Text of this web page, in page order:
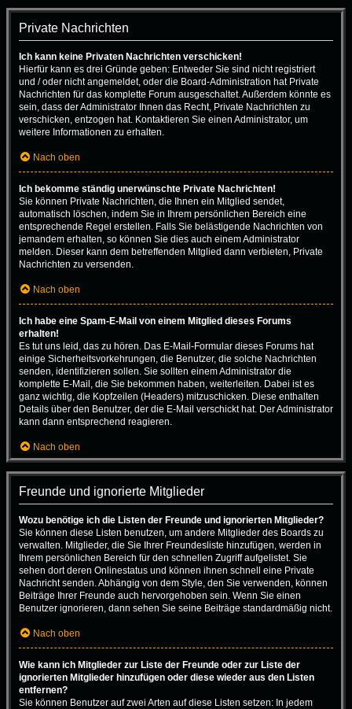
Private Nachrichten
Ich kann keine Privaten Nachrichten verschicken!
Hierfür kann es drei Gründe geben: Entweder Sie sind nicht registriert
und / oder nicht angemeldet, oder die Board-Administration hat Private
Nachrichten für das komplette Forum ausgeschaltet. Außerdem könnte es
sein, dass der Administrator Ihnen das Recht, Private Nachrichten zu
verschicken, entzogen hat. Kontaktieren Sie einen Administrator, um
weitere Informationen zu erhalten.
Nach oben
Ich bekomme ständig unerwünschte Private Nachrichten!
Sie können Private Nachrichten, die Ihnen ein Mitglied sendet,
automatisch löschen, indem Sie in Ihrem persönlichen Bereich eine
entsprechende Regel erstellen. Falls Sie belästigende Nachrichten von
jemandem erhalten, so können Sie dies auch einem Administrator
melden. Dieser kann dem betreffenden Mitglied dann verbieten, Private
Nachrichten zu versenden.
Nach oben
Ich habe eine Spam-E-Mail von einem Mitglied dieses Forums
erhalten!
Es tut uns leid, das zu hören. Das E-Mail-Formular dieses Forums hat
einige Sicherheitsvorkehrungen, die Benutzer, die solche Nachrichten
senden, identifizieren sollen. Sie sollten einem Administrator die
komplette E-Mail, die Sie bekommen haben, weiterleiten. Dabei ist es
ganz wichtig, die Kopfzeilen (Headers) mitzuschicken. Diese enthalten
Details über den Benutzer, der die E-Mail verschickt hat. Der Administrator
kann dann entsprechend reagieren.
Nach oben
Freunde und ignorierte Mitglieder
Wozu benötige ich die Listen der Freunde und ignorierten Mitglieder?
Sie können diese Listen benutzen, um andere Mitglieder des Boards zu
verwalten. Mitglieder, die Sie Ihrer Freundesliste hinzufügen, werden in
Ihrem persönlichen Bereich für den schnellen Zugriff aufgelistet. Sie
sehen dort deren Onlinestatus und können ihnen schnell eine Private
Nachricht senden. Abhängig von dem Style, den Sie verwenden, können
Beiträge Ihrer Freunde auch hervorgehoben sein. Wenn Sie einen
Benutzer ignorieren, dann sehen Sie seine Beiträge standardmäßig nicht.
Nach oben
Wie kann ich Mitglieder zur Liste der Freunde oder zur Liste der
ignorierten Mitglieder hinzufügen oder diese wieder aus den Listen
entfernen?
Sie können Benutzer auf zwei Arten auf diese Listen setzen: In jedem